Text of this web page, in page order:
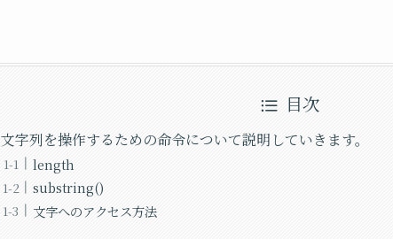
目次
文字列を操作するための命令について説明していきます。
length
substring()
文字へのアクセス方法